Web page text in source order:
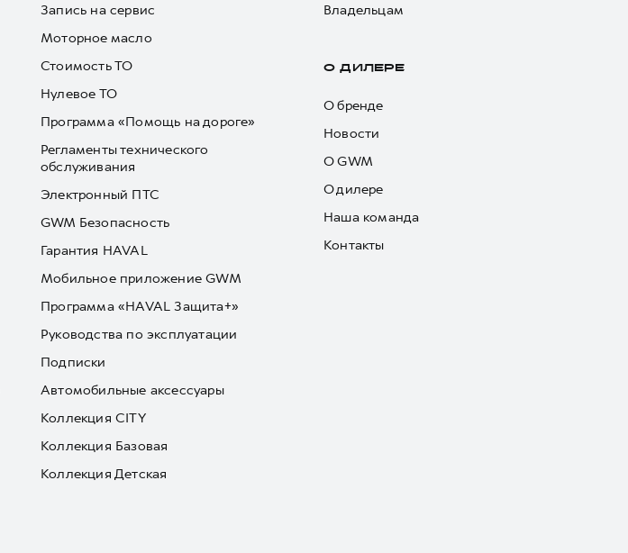
Запись на сервис
Моторное масло
Стоимость ТО
Нулевое ТО
Программа «Помощь на дороге»
Регламенты технического
обслуживания
Электронный ПТС
GWM Безопасность
Гарантия HAVAL
Мобильное приложение GWM
Программа «HAVAL Защита+»
Руководства по эксплуатации
Подписки
Автомобильные аксессуары
Коллекция CITY
Коллекция Базовая
Коллекция Детская
Владельцам
О ДИЛЕРЕ
О бренде
Новости
О GWM
О дилере
Наша команда
Контакты